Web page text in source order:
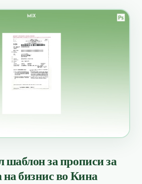
шаблон за прописи за
на бизнис во Кина